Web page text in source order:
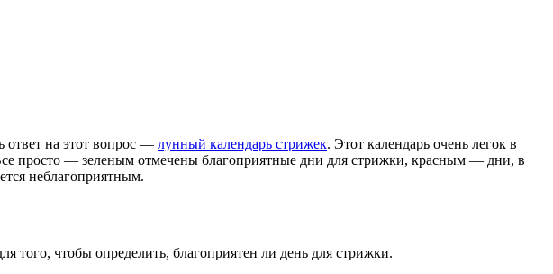
ответ на этот вопрос — лунный календарь стрижек. Этот календарь очень легок в
просто — зеленым отмечены благоприятные дни для стрижки, красным — дни, в
неблагоприятным.
того, чтобы определить, благоприятен ли день для стрижки.